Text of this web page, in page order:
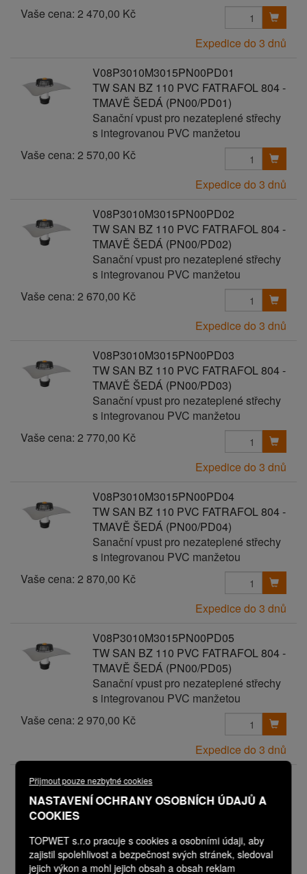
Přijmout pouze nezbytné cookies
NASTAVENÍ OCHRANY OSOBNÍCH ÚDAJŮ A
COOKIES
TOPWET s.r.o pracuje s cookies a osobními údaji, aby
zajistil spolehlivost a bezpečnost svých stránek, sledoval
jejich výkon a mohl jejich obsah a obsah reklam
Vaše cena: 2 470,00 Kč
Expedice do 3 dnů
V08P3010M3015PN00PD01
TW SAN BZ 110 PVC FATRAFOL 804 -
TMAVĚ ŠEDÁ (PN00/PD01)
Sanační vpust pro nezateplené střechy
s integrovanou PVC manžetou
Vaše cena: 2 570,00 Kč
Expedice do 3 dnů
V08P3010M3015PN00PD02
TW SAN BZ 110 PVC FATRAFOL 804 -
TMAVĚ ŠEDÁ (PN00/PD02)
Sanační vpust pro nezateplené střechy
s integrovanou PVC manžetou
Vaše cena: 2 670,00 Kč
Expedice do 3 dnů
V08P3010M3015PN00PD03
TW SAN BZ 110 PVC FATRAFOL 804 -
TMAVĚ ŠEDÁ (PN00/PD03)
Sanační vpust pro nezateplené střechy
s integrovanou PVC manžetou
Vaše cena: 2 770,00 Kč
Expedice do 3 dnů
V08P3010M3015PN00PD04
TW SAN BZ 110 PVC FATRAFOL 804 -
TMAVĚ ŠEDÁ (PN00/PD04)
Sanační vpust pro nezateplené střechy
s integrovanou PVC manžetou
Vaše cena: 2 870,00 Kč
Expedice do 3 dnů
V08P3010M3015PN00PD05
TW SAN BZ 110 PVC FATRAFOL 804 -
TMAVĚ ŠEDÁ (PN00/PD05)
Sanační vpust pro nezateplené střechy
s integrovanou PVC manžetou
Vaše cena: 2 970,00 Kč
Expedice do 3 dnů
V08P3010M3015PN00PD06
TW SAN BZ 110 PVC FATRAFOL 804 -
TMAVĚ ŠEDÁ (PN00/PD06)
s integrovanou PVC manžetou
Vaše cena:3 070,00 Kč